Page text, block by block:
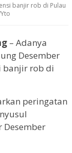
banjir rob di Pulau
– Adanya
Desember
banjir rob di
peringatan